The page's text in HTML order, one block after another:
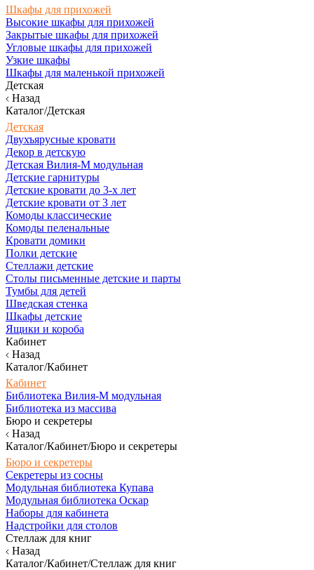
Шкафы для прихожей
Высокие шкафы для прихожей
Закрытые шкафы для прихожей
Угловые шкафы для прихожей
Узкие шкафы
Шкафы для маленькой прихожей
Детская
Назад
Каталог/Детская
Детская
Двухъярусные кровати
Декор в детскую
Детская Вилия-М модульная
Детские гарнитуры
Детские кровати до 3-х лет
Детские кровати от 3 лет
Комоды классические
Комоды пеленальные
Кровати домики
Полки детские
Стеллажи детские
Столы письменные детские и парты
Тумбы для детей
Шведская стенка
Шкафы детские
Ящики и короба
Кабинет
Назад
Каталог/Кабинет
Кабинет
Библиотека Вилия-М модульная
Библиотека из массива
Бюро и секретеры
Назад
Каталог/Кабинет/Бюро и секретеры
Бюро и секретеры
Секретеры из сосны
Модульная библиотека Купава
Модульная библиотека Оскар
Наборы для кабинета
Надстройки для столов
Стеллаж для книг
Назад
Каталог/Кабинет/Стеллаж для книг